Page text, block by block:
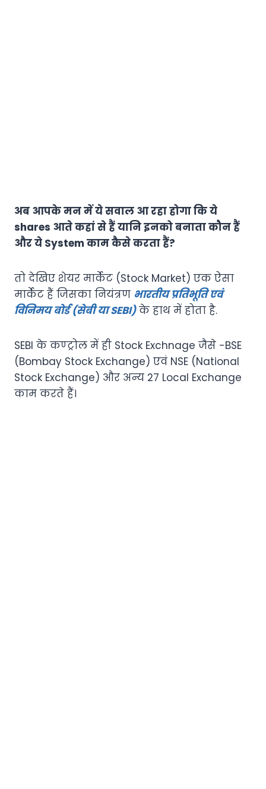
अब आपके मन में ये सवाल आ रहा होगा कि ये
shares आते कहां से हैं यानि इनको बनाता कौन हैं
और ये System काम कैसे करता हैं?
तो देखिए शेयर मार्केट (Stock Market) एक ऐसा
मार्केट हैं जिसका नियंत्रण भारतीय प्रतिभूति एवं
विनिमय बोर्ड (सेबी या SEBI)के हाथ में होता है.
SEBI के कण्ट्रोल में ही Stock Exchnage जैसे -BSE
(Bombay Stock Exchange) एवं NSE (National
Stock Exchange) और अन्य 27 Local Exchange
काम करते हैं।